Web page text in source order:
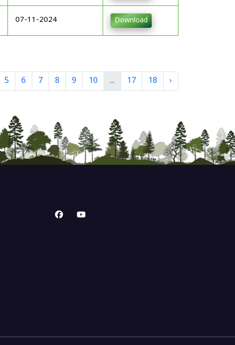
07-11-2024 Download
5 6 7 8 9 10 ... 17 18 ›